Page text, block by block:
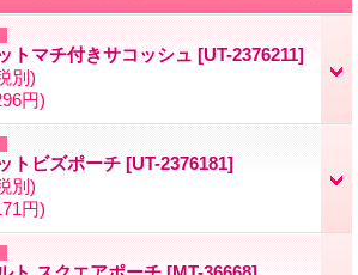
トマチ付きサコッシュ [UT-2376211]
別)
円)
トビズポーチ [UT-2376181]
別)
円)